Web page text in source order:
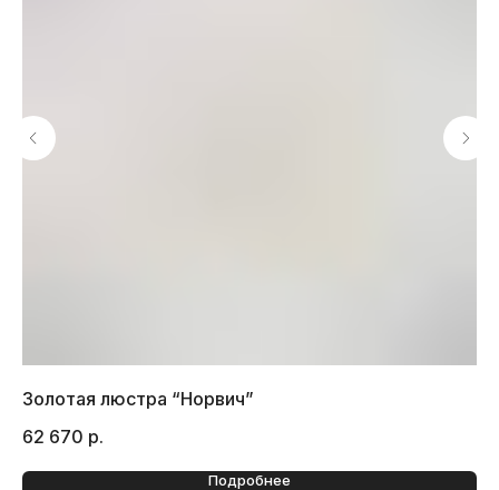
Золотая люстра “Норвич”
62 670 р.
Подробнее